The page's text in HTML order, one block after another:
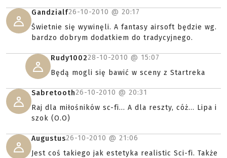
Gandzialf26-10-2010 @ 20:17
Świetnie się wywinęli. A fantasy airsoft będzie wg.
bardzo dobrym dodatkiem do tradycyjnego.
Rudy100228-10-2010 @ 15:07
Będą mogli się bawić w sceny z Startreka
Sabretooth26-10-2010 @ 20:31
Raj dla miłośników sc-fi... A dla reszty, cóż... Lipa i
szok (O.O)
Augustus26-10-2010 @ 21:06
Jest coś takiego jak estetyka realistic Sci-fi. Także